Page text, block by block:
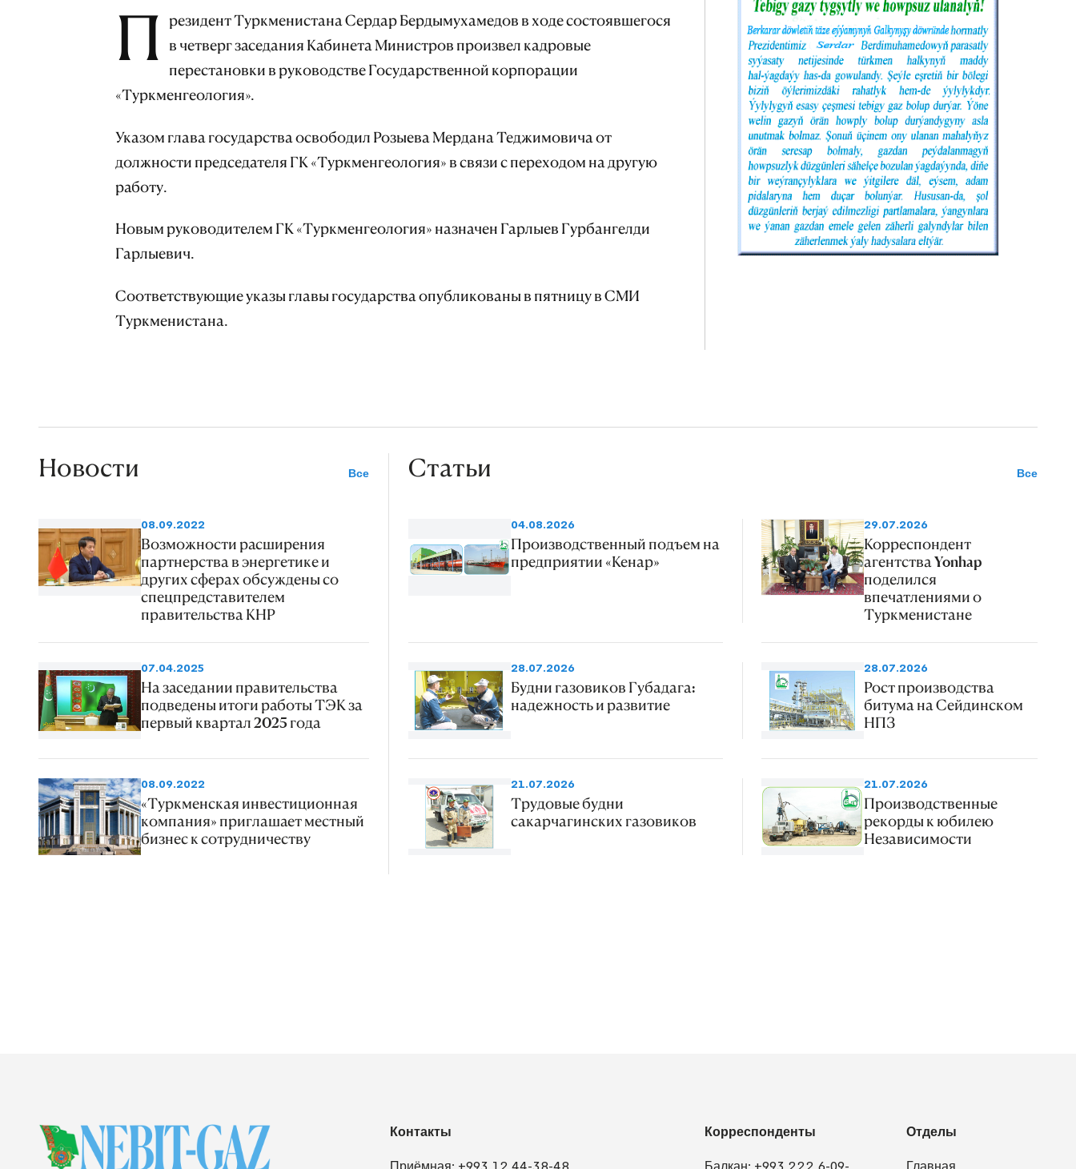
П резидент Туркменистана Сердар Бердымухамедов в ходе состоявшегося
в четверг заседания Кабинета Министров произвел кадровые
перестановки в руководстве Государственной корпорации
«Туркменгеология».
Указом глава государства освободил Розыева Мердана Теджимовича от
должности председателя ГК «Туркменгеология» в связи с переходом на другую
работу.
Новым руководителем ГК «Туркменгеология» назначен Гарлыев Гурбангелди
Гарлыевич.
Соответствующие указы главы государства опубликованы в пятницу в СМИ
Туркменистана.
Новости Все
08.09.2022
Возможности расширения
партнерства в энергетике и
других сферах обсуждены со
спецпредставителем
правительства КНР
07.04.2025
На заседании правительства
подведены итоги работы ТЭК за
первый квартал 2025 года
08.09.2022
«Туркменская инвестиционная
компания» приглашает местный
бизнес к сотрудничеству
Статьи Все
04.08.2026
Производственный подъем на
предприятии «Кенар»
29.07.2026
Корреспондент
агентства Yonhap
поделился
впечатлениями о
Туркменистане
28.07.2026
Будни газовиков Губадага:
надежность и развитие
28.07.2026
Рост производства
битума на Сейдинском
НПЗ
21.07.2026
Трудовые будни
сакарчагинских газовиков
21.07.2026
Производственные
рекорды к юбилею
Независимости
Контакты Корреспонденты Отделы